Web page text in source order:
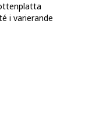
i varierande